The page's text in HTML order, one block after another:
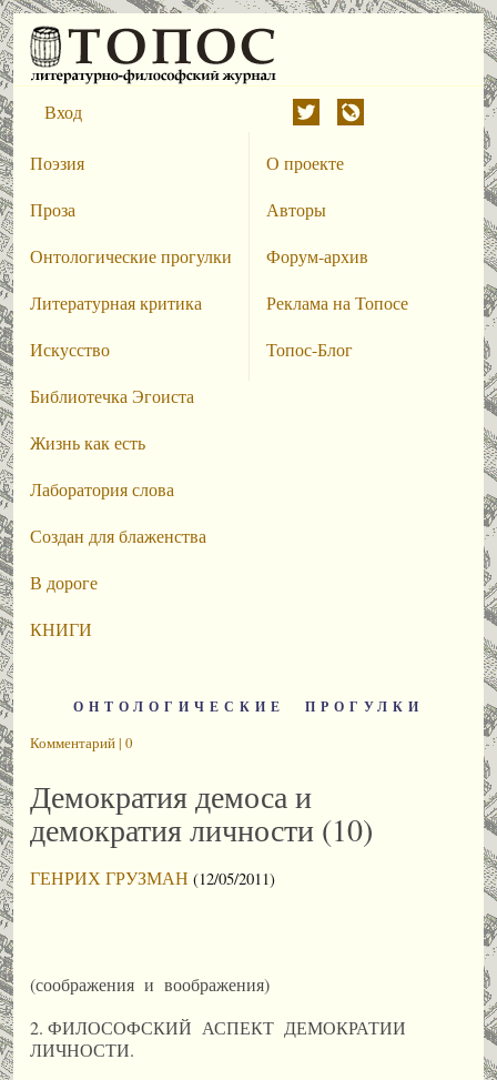
Вход
Поэзия
Проза
Онтологические прогулки
Литературная критика
Искусство
Библиотечка Эгоиста
Жизнь как есть
Лаборатория слова
Создан для блаженства
В дороге
КНИГИ
О проекте
Авторы
Форум-архив
Реклама на Топосе
Топос-Блог
ОНТОЛОГИЧЕСКИЕ ПРОГУЛКИ
Комментарий | 0
Демократия демоса и
демократия личности (10)
ГЕНРИХ ГРУЗМАН (12/05/2011)
(соображения и воображения)
2. ФИЛОСОФСКИЙ АСПЕКТ ДЕМОКРАТИИ
ЛИЧНОСТИ.